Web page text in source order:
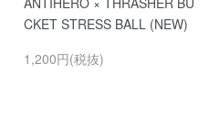
CKET STRESS BALL (NEW)
1,200円(税抜)